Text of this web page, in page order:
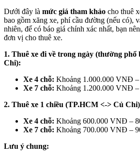
Dưới đây là mức giá tham khảo cho thuê
bao gồm xăng xe, phí cầu đường (nếu có),
nhiên, để có báo giá chính xác nhất, bạn
đơn vị cho thuê xe.
1. Thuê xe đi về trong ngày (thường phổ
Chi):
Xe 4 chỗ: Khoảng 1.000.000 VNĐ
Xe 7 chỗ: Khoảng 1.200.000 VNĐ
2. Thuê xe 1 chiều (TP.HCM <-> Củ
Xe 4 chỗ: Khoảng 600.000 VNĐ –
Xe 7 chỗ: Khoảng 700.000 VNĐ –
Lưu ý chung: